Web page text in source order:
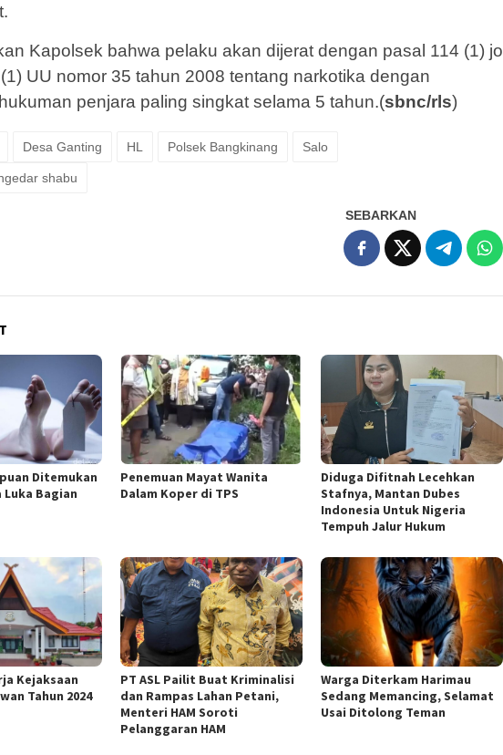
Kapolsek bahwa pelaku akan dijerat dengan pasal 114 (1) jo
UU nomor 35 tahun 2008 tentang narkotika dengan
penjara paling singkat selama 5 tahun.(sbnc/rls)
Desa Ganting HL Polsek Bangkinang Salo
shabu
SEBARKAN
Ditemukan
Luka Bagian
Penemuan Mayat Wanita
Dalam Koper di TPS
Diduga Difitnah Lecehkan
Stafnya, Mantan Dubes
Indonesia Untuk Nigeria
Tempuh Jalur Hukum
Kejaksaan
Tahun 2024
PT ASL Pailit Buat Kriminalisi
dan Rampas Lahan Petani,
Menteri HAM Soroti
Pelanggaran HAM
Warga Diterkam Harimau
Sedang Memancing, Selamat
Usai Ditolong Teman